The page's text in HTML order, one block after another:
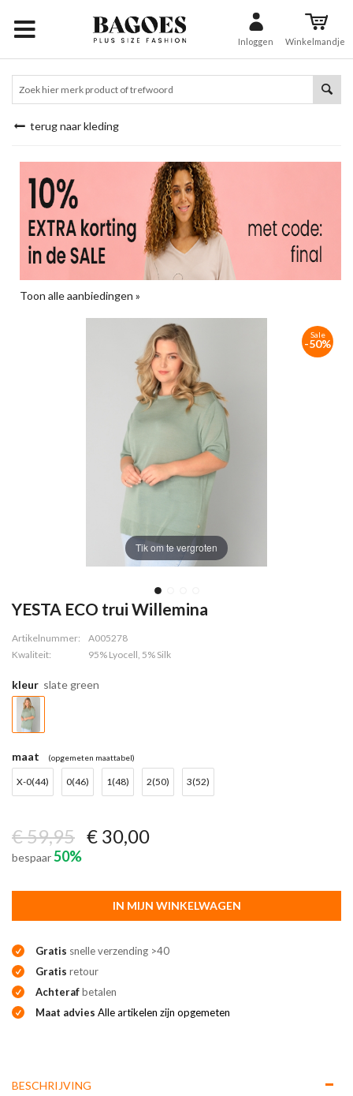
Inloggen Winkelmandje
terug naar kleding
Toon alle aanbiedingen »
Tik om te vergroten
Sale
-50%
YESTA ECO trui Willemina
Artikelnummer:
A005278
Kwaliteit:
95% Lyocell, 5% Silk
kleur slate green
maat (opgemeten maattabel)
X-0(44) 0(46) 1(48) 2(50) 3(52)
€ 59,95 € 30,00
bespaar50%
IN MIJN WINKELWAGEN
Gratis snelle verzending >40
Gratis retour
Achterafbetalen
Maat advies Alle artikelen zijn opgemeten
BESCHRIJVING